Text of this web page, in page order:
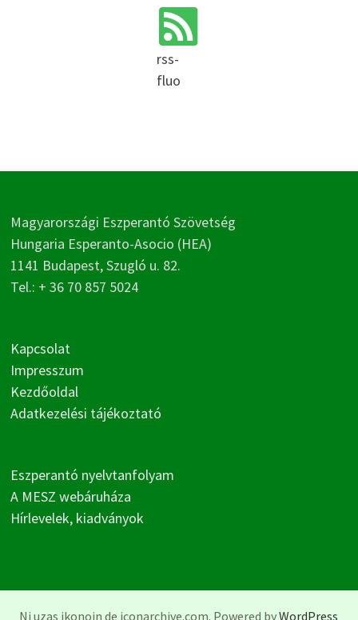
rss-
fluo
Magyarországi Eszperantó Szövetség
Hungaria Esperanto-Asocio (HEA)
1141 Budapest, Szugló u. 82.
Tel.: + 36 70 857 5024
Kapcsolat
Impresszum
Kezdőoldal
Adatkezelési tájékoztató
Eszperantó nyelvtanfolyam
A MESZ webáruháza
Hírlevelek, kiadványok
Ni uzas ikonojn de iconarchive.com. Powered byWordPress